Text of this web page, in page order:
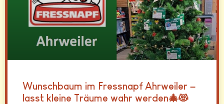
Wunschbaum im Fressnapf Ahrweiler –
lasst kleine Träume wahr werden🎄😻